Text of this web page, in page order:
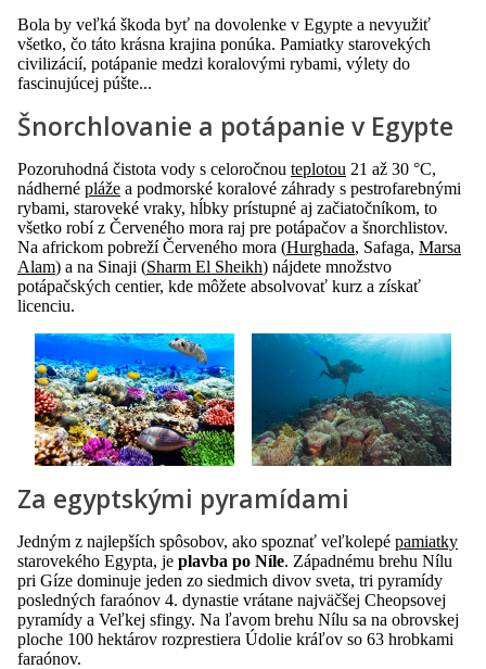
Bola by veľká škoda byť na dovolenke v Egypte a nevyužiť
všetko, čo táto krásna krajina ponúka. Pamiatky starovekých
civilizácií, potápanie medzi koralovými rybami, výlety do
fascinujúcej púšte...
Šnorchlovanie a potápanie v Egypte
Pozoruhodná čistota vody s celoročnou teplotou 21 až 30 °C,
nádherné pláže a podmorské koralové záhrady s pestrofarebnými
rybami, staroveké vraky, hĺbky prístupné aj začiatočníkom, to
všetko robí z Červeného mora raj pre potápačov a šnorchlistov.
Na africkom pobreží Červeného mora (Hurghada, Safaga, Marsa
Alam) a na Sinaji (Sharm El Sheikh) nájdete množstvo
potápačských centier, kde môžete absolvovať kurz a získať
licenciu.
Za egyptskými pyramídami
Jedným z najlepších spôsobov, ako spoznať veľkolepé pamiatky
starovekého Egypta, je plavba po Níle. Západnému brehu Nílu
pri Gíze dominuje jeden zo siedmich divov sveta, tri pyramídy
posledných faraónov 4. dynastie vrátane najväčšej Cheopsovej
pyramídy a Veľkej sfingy. Na ľavom brehu Nílu sa na obrovskej
ploche 100 hektárov rozprestiera Údolie kráľov so 63 hrobkami
faraónov.